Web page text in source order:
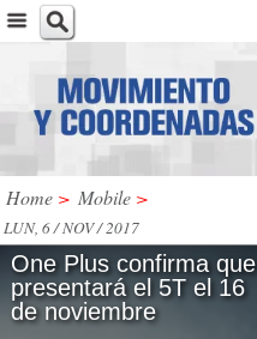
Home > Mobile >
LUN, 6 / NOV / 2017
One Plus confirma que
presentará el 5T el 16
de noviembre